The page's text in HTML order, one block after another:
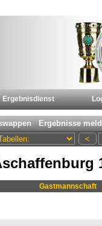
Ergebnisdienst
Gastmannschaft